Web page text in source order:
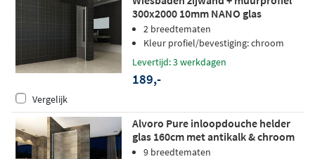
300x2000 10mm NANO glas
2 breedtematen
Kleur profiel/bevestiging: chroom
Levertijd: 3 werkdagen
189,-
Vergelijk
Alvoro Pure inloopdouche helder
glas 160cm met antikalk & chroom
profiel
9 breedtematen